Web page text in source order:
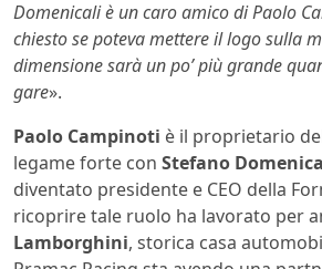
Domenicali è un caro amico di Paolo
chiesto se poteva mettere il logo sulla
dimensione sarà un po’ più grande
gare».
Paolo Campinoti è il proprietario
legame forte con Stefano
diventato presidente e CEO della
ricoprire tale ruolo ha lavorato per
Lamborghini, storica casa